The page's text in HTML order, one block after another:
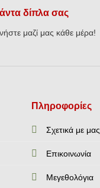
δίπλα σας
μαζί μας κάθε μέρα!
Πληροφορίες
Σχετικά με μας
Επικοινωνία
Mεγεθολόγια